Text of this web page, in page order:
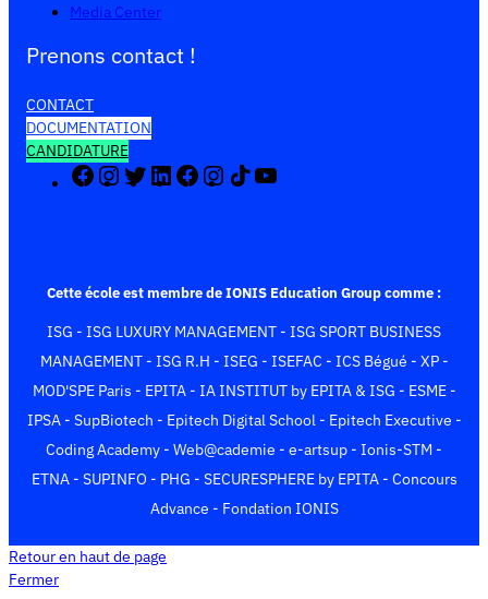
Media Center
Prenons contact !
CONTACT
DOCUMENTATION
CANDIDATURE
F
o
k
I
g
a
m
X
t
e
r
L
d
n
F
o
k
I
g
a
m
T
k
b
Cette école est membre de IONIS Education Group comme :
ISG - ISG LUXURY MANAGEMENT - ISG SPORT BUSINESS
MANAGEMENT- ISG R.H - ISEG - ISEFAC - ICS Bégué - XP-
MOD'SPE Paris - EPITA- IA INSTITUT by EPITA & ISG - ESME-
IPSA- SupBiotech - Epitech Digital School- Epitech Executive -
Coding Academy - Web@cademie - e-artsup - Ionis-STM -
ETNA- SUPINFO - PHG - SECURESPHERE by EPITA- Concours
Advance - Fondation IONIS
Retour en haut de page
Fermer